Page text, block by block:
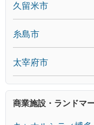
久留米市
糸島市
太宰府市
商業施設・ランドマ